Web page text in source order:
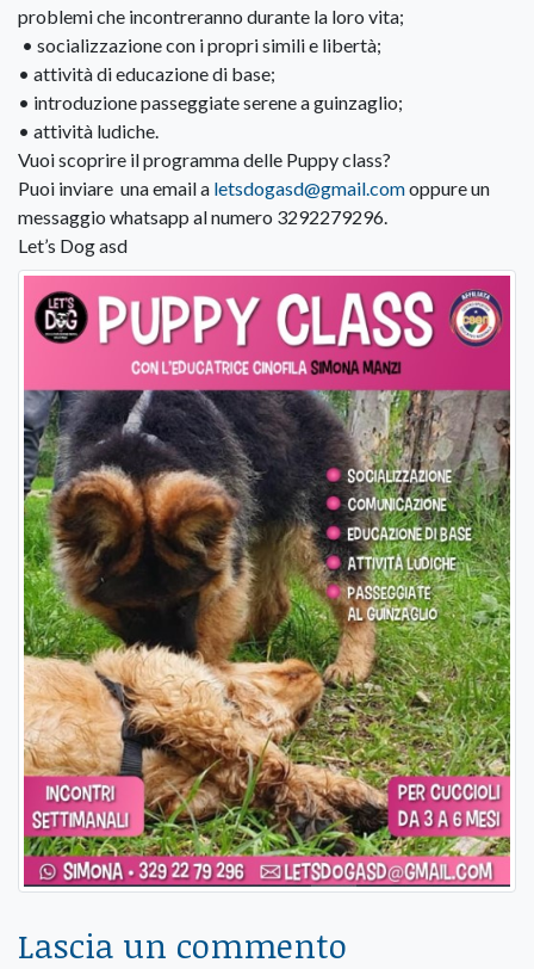
problemi che incontreranno durante la loro vita;
• socializzazione con i propri simili e libertà;
• attività di educazione di base;
• introduzione passeggiate serene a guinzaglio;
• attività ludiche.
Vuoi scoprire il programma delle Puppy class?
Puoi inviare una email a letsdogasd@gmail.comoppure un
messaggio whatsapp al numero 3292279296.
Let’s Dog asd
Lascia un commento